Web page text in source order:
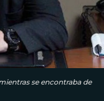
se encontraba de